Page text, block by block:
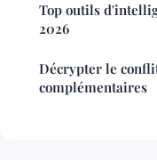
Top outils
2026
Décrypter le
complémentaires